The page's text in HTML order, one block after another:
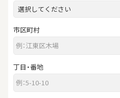
市区町村
丁目・番地